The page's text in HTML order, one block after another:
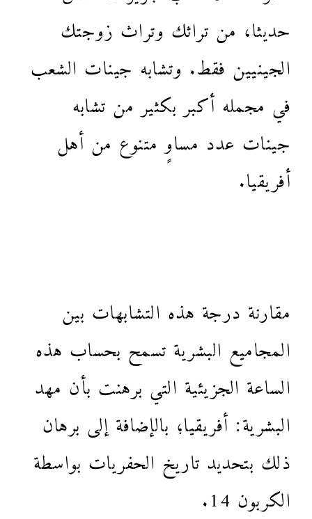
حديثا، من تراثك وتراث زوجتك
الجينيين فقط. وتشابه جينات الشعب
في مجمله أكبر بكثير من تشابه
جينات عدد مساوٍ متنوع من أهل
أفريقيا.
مقارنة درجة هذه التشابهات بين
المجاميع البشرية تسمح بحساب هذه
الساعة الجزيئية التي برهنت بأن مهد
البشرية: أفريقيا؛ بالإضافة إلى برهان
ذلك بتحديد تاريخ الحفريات بواسطة
الكربون 14.